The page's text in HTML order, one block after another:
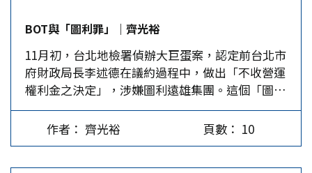
外省族群、原住民族群。前三大「族群」如要「尋
親」，一水之隔的海峽對面可說遍地是「親」。
再以台灣原住民而言，除了漢化很深的「平埔族」
之外，現有的16族（原稱9族）中，泰雅族有「刺
青」習慣，洪水與兄妹結婚的傳說，據台籍著名人
類學家，中央研究院院士張光直認為，泰雅族的習
慣及其族群起源的傳說，與湘西苗民相同，可能是
遠古時代從大陸遷徙而來。所以蔡英文真要「尋
命運共同體理念，被寫入決議當中。而習近平更在
日前風光地出席在越南峴港的APEC會議。 大陸在
國際社會的奮鬥是從無到有，台灣則只能依靠前人
奮鬥的福蔭，外交人員儘管奮戰不懈，但是島內短
視近利的政客，只求短效與妝點門面，不願踏實經
營，從過去封殺圍堵中共，到如今被人處處打壓，
其實台灣今日的困局雖艱難，但比北京過去受到西
方社會圍堵的程度，仍相差甚遠。 周恩來曾遭美
BOT與「圖利罪」｜齊光裕
11月初，台北地檢署偵辦大巨蛋案，認定前台北市
府財政局長李述德在議約過程中，做出「不收營運
權利金之決定」，涉嫌圖利遠雄集團。這個「圖利
罪」顯示檢調對BOT的無知，也可看到台灣政治的
惡鬥、司法的不公。 「圖利罪」凸顯問題 台北地
檢署認定李述德有「圖利罪」，顯示台灣的病還真
作者： 齊光裕 頁數： 10